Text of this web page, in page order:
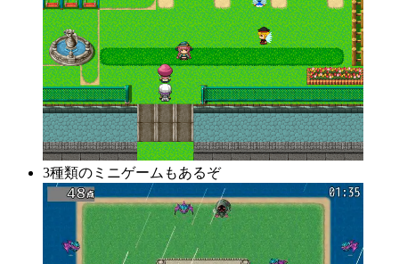
3種類のミニゲームもあるぞ